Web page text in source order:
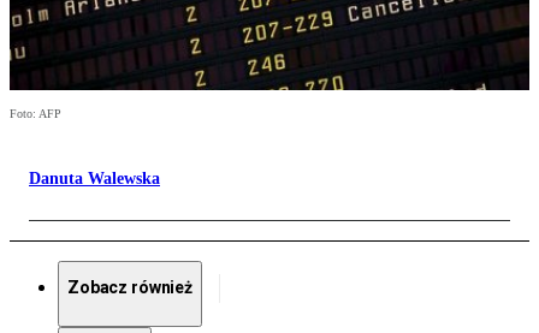
Foto: AFP
Danuta Walewska
Zobacz również